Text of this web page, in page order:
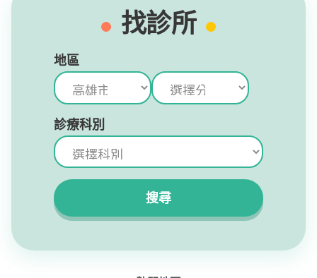
找診所
地區
診療科別
搜尋